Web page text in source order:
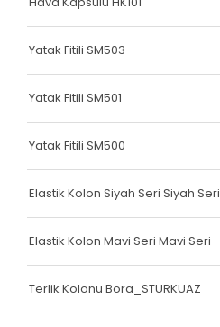
Terlik Kolonu
Terlik Kolonu
Terlik Kolonu
Terlik Kolonu
Terlik Kolonu
Terlik Kolonu
Yatak Fitili SM503
Yatak Fitili SM501
Yatak Fitili SM500
Elastik Kolon Siyah Seri Siyah Seri
Elastik Kolon Mavi Seri Mavi Seri
Terlik Kolonu Bora_STURKUAZ